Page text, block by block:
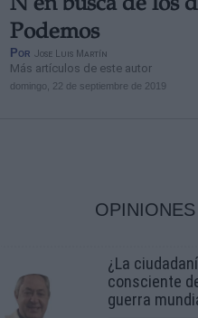
N en busca de los
Podemos
Por Jose Luis Martín
Más artículos de este autor
domingo, 22 de septiembre de 2019
¿La
consciente
guerra